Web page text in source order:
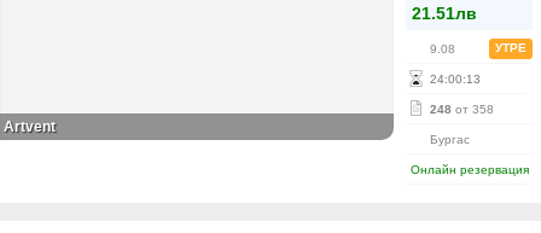
21.51лв
9.08 УТРЕ
24:00:13
248 от 358
Бургас
Онлайн резервация
Аrtvent